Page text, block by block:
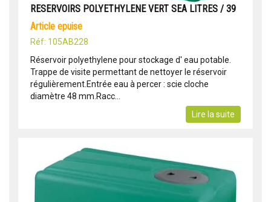
RESERVOIRS POLYETHYLENE VERT SEA LITRES / 39
article epuise
Réf: 105AB228
Réservoir polyethylene pour stockage d' eau potable.
Trappe de visite permettant de nettoyer le réservoir
régulièrement.Entrée eau à percer : scie cloche
diamètre 48 mm.Racc...
Lire la suite